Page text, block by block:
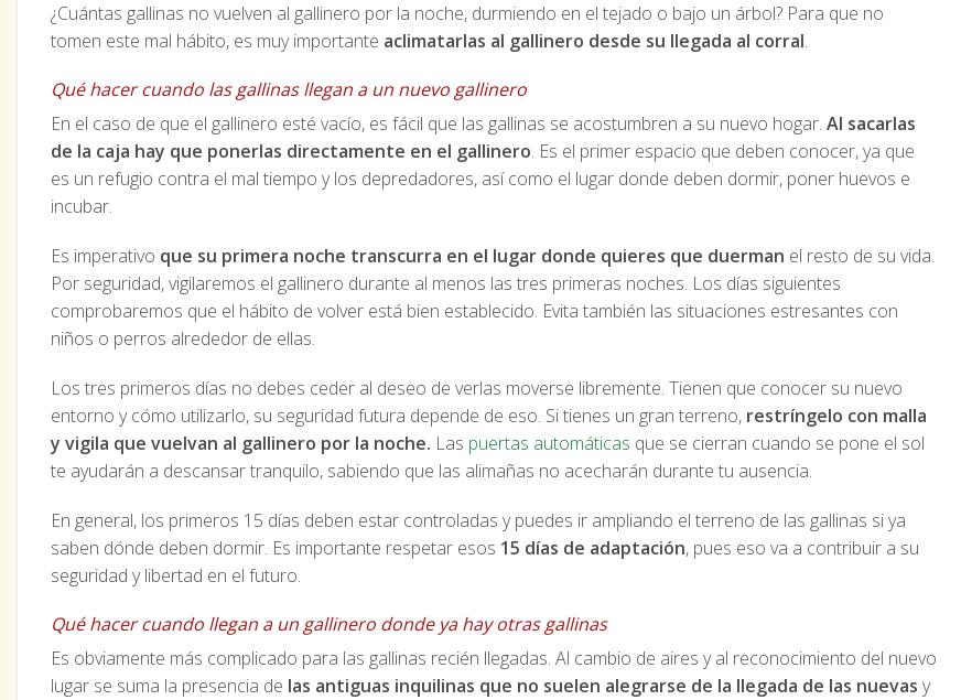
¿Cuántas gallinas no vuelven al gallinero por la noche, durmiendo en el tejado o bajo un árbol? Para que no
tomen este mal hábito, es muy importante aclimatarlas al gallinero desde su llegada al corral.
Qué hacer cuando las gallinas llegan a un nuevo gallinero
En el caso de que el gallinero esté vacío, es fácil que las gallinas se acostumbren a su nuevo hogar. Al sacarlas
de la caja hay que ponerlas directamente en el gallinero. Es el primer espacio que deben conocer, ya que
es un refugio contra el mal tiempo y los depredadores, así como el lugar donde deben dormir, poner huevos e
incubar.
Es imperativo que su primera noche transcurra en el lugar donde quieres que duerman el resto de su vida.
Por seguridad, vigilaremos el gallinero durante al menos las tres primeras noches. Los días siguientes
comprobaremos que el hábito de volver está bien establecido. Evita también las situaciones estresantes con
niños o perros alrededor de ellas.
Los tres primeros días no debes ceder al deseo de verlas moverse libremente. Tienen que conocer su nuevo
entorno y cómo utilizarlo, su seguridad futura depende de eso. Si tienes un gran terreno, restríngelo con malla
y vigila que vuelvan al gallinero por la noche. Las puertas automáticas que se cierran cuando se pone el sol
te ayudarán a descansar tranquilo, sabiendo que las alimañas no acecharán durante tu ausencia.
En general, los primeros 15 días deben estar controladas y puedes ir ampliando el terreno de las gallinas si ya
saben dónde deben dormir. Es importante respetar esos 15 días de adaptación, pues eso va a contribuir a su
seguridad y libertad en el futuro.
Qué hacer cuando llegan a un gallinero donde ya hay otras gallinas
Es obviamente más complicado para las gallinas recién llegadas. Al cambio de aires y al reconocimiento del nuevo
lugar se suma la presencia de las antiguas inquilinas que no suelen alegrarse de la llegada de las nuevas y